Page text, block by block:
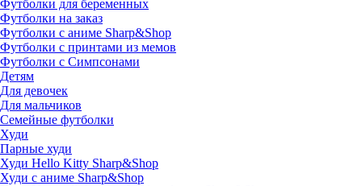
Футболки для беременных
Футболки на заказ
Футболки с аниме Sharp&Shop
Футболки с принтами из мемов
Футболки с Симпсонами
Детям
Для девочек
Для мальчиков
Семейные футболки
Худи
Парные худи
Худи Hello Kitty Sharp&Shop
Худи с аниме Sharp&Shop